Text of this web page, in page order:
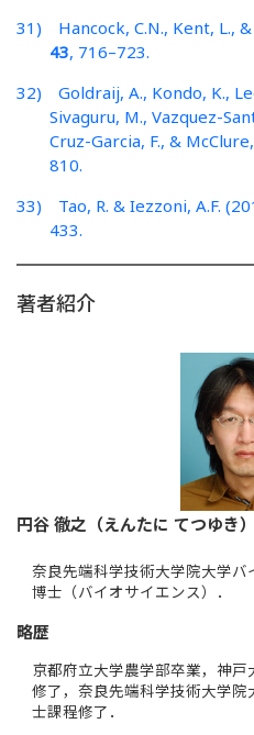
31) Hancock, C.N., Kent, L., &
43, 716–723.
32) Goldraij, A., Kondo, K.,
Sivaguru, M., Vazquez-
Cruz-Garcia, F., &
810.
33) Tao, R. & Iezzoni, A.F.
433.
著者紹介
円谷 徹之（えんたに てつゆき）
奈良先端科学技術大学院大学バ
博士（バイオサイエンス）．
略歴
京都府立大学農学部卒業，神
修了，奈良先端科学技術大学
士課程修了．